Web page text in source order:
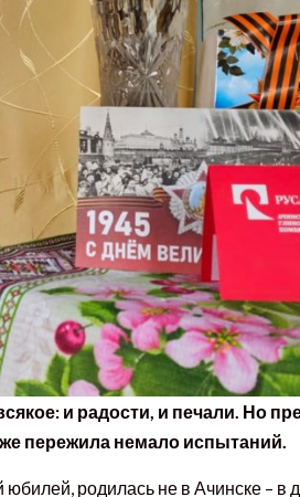
и радости, и печали. Но
пережила немало испытаний.
юбилей, родилась не в Ачинске – в